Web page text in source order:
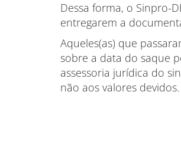
Dessa forma, o Sinpro-
entregarem a
Aqueles(as) que
sobre a data do saque
assessoria jurídica do
não aos valores devidos.